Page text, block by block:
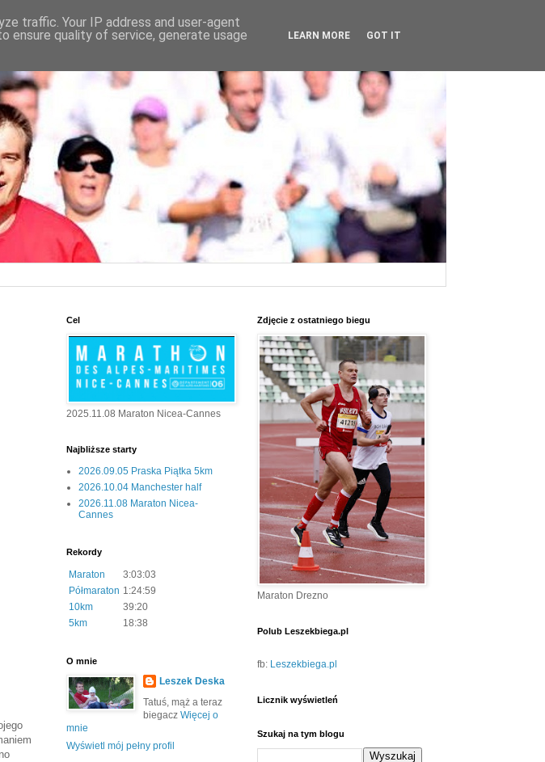
Cel
2025.11.08 Maraton Nicea-Cannes
Najbliższe starty
2026.09.05 Praska Piątka 5km
2026.10.04 Manchester half
2026.11.08 Maraton Nicea-
Cannes
Rekordy
Maraton
3:03:03
Półmaraton 1:24:59
10km
39:20
5km
18:38
O mnie
Leszek Deska
Tatuś, mąż a teraz
biegacz Więcej o
mnie
Wyświetl mój pełny profil
Zdjęcie z ostatniego biegu
Maraton Drezno
Polub Leszekbiega.pl
fb: Leszekbiega.pl
Licznik wyświetleń
Szukaj na tym blogu
traffic. Your IP address and user-agent
ensure quality of service, generate usage
LEARN MORE GOT IT